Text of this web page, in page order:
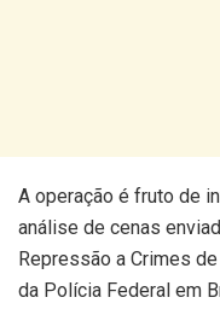
A operação é fruto de
análise de cenas
Repressão a Crimes
da Polícia Federal em